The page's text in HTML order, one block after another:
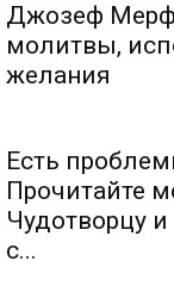
Джозеф
молитвы,
желания
Есть
Прочитайте
Чудотворцу
с...